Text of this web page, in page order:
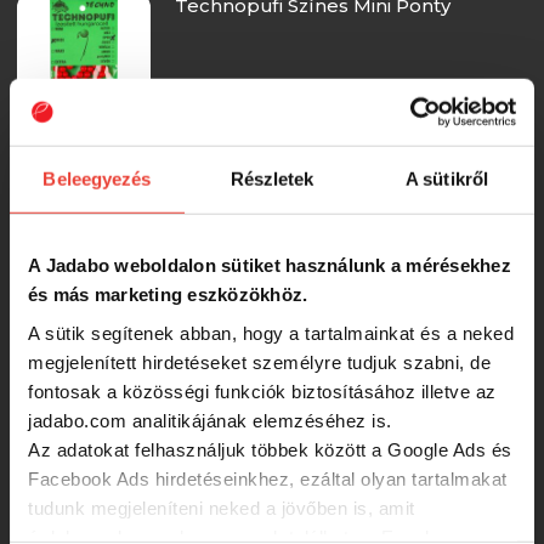
Beleegyezés Részletek A sütikről
A Jadabo weboldalon sütiket használunk a mérésekhez
és más marketing eszközökhöz.
A sütik segítenek abban, hogy a tartalmainkat és a neked
megjelenített hirdetéseket személyre tudjuk szabni, de
fontosak a közösségi funkciók biztosításához illetve az
jadabo.com analitikájának elemzéséhez is.
Az adatokat felhasználjuk többek között a Google Ads és
Facebook Ads hirdetéseinkhez, ezáltal olyan tartalmakat
tudunk megjeleníteni neked a jövőben is, amit
Technopufi Színes Mini Ponty
Technopufi Színes Mini
320 Ft
Technopufi Színes Mini Multivitamin
320 Ft
Technopufi Szines Mini Ánizs